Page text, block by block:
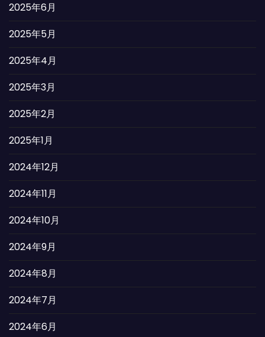
2025年6月
2025年5月
2025年4月
2025年3月
2025年2月
2025年1月
2024年12月
2024年11月
2024年10月
2024年9月
2024年8月
2024年7月
2024年6月